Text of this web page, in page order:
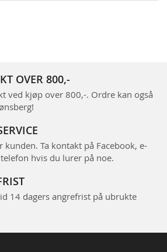
OVER 800,-
ved kjøp over 800,-. Ordre kan også
kunden. Ta kontakt på Facebook, e-
hvis du lurer på noe.
14 dagers angrefrist på ubrukte